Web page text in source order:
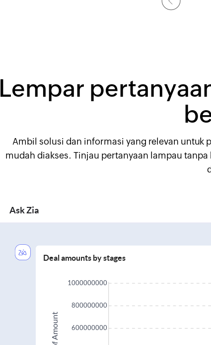
Lempar
Ambil solusi dan informasi yang relevan untuk
mudah diakses. Tinjau pertanyaan lampau